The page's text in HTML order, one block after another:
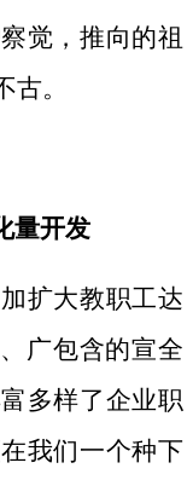
觉，推向的祖
。
量开发
扩大教职工达
广包含的宣全
多样了企业职
我们一个种下